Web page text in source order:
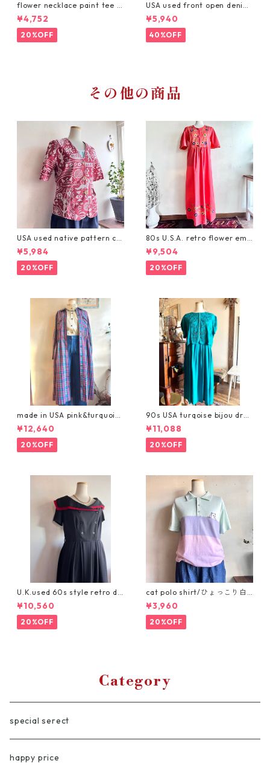
flower necklace paint tee /
お花ペイントのネックレスTシ
ャツ
¥4,752
20%OFF
USA used front open denim
embroidery dress/刺繍入り
デニムの羽織りワンピース
¥5,940
40%OFF
その他の商品
USA used native pattern ca
rdigan/民族柄の半袖カーディ
ガン
¥5,984
20%OFF
80s U.S.A. retro flower emb
roidery orange dress/レト
ロなお花刺繍のワンピース
¥9,504
20%OFF
made in USA pink&turquoise
check pattern dress/ピンク
とターコイズのチェックシャ
ツワンピース
¥12,640
20%OFF
90s USA turqoise bijou dres
s/ターコイズブルーのヴィン
テージワンピース
¥11,088
20%OFF
U.K.used 60s style retro dr
ess/セーラーカラーのレトロ
クラシカルなブラックワンピ
ース
¥10,560
20%OFF
cat polo shirt/ひょっこり白
猫パステルボーダーポロシャ
ツ
¥3,960
20%OFF
Category
special serect
happy price